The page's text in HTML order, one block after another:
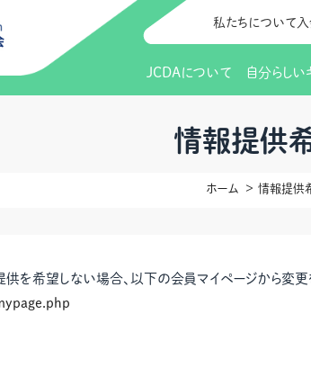
私たちについて
JCDAについて
JCDAのビジョン
自分らしい
入会のご案内
定款・細則等各種規定
支部のご紹介
支部長・地区長一覧
研修情報（お知らせ）
（更新講習・スキルアップ）
ピアトレーニング
情報提供
ホーム 情報提供
を希望しない場合、以下の会員マイページから変更